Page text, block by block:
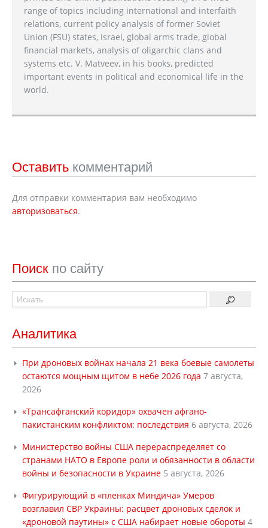
range of topics including international and interfaith
relations, current policy analysis of former Soviet
Union (FSU) states, Israel, global arms trade, global
financial markets, analysis of oligarchic clans and
systems etc. V. Matveev, in his books, predicted
important events in political and economical life in the
world.
Оставить комментарий
Для отправки комментария вам необходимо
авторизоваться.
Поиск по сайту
Аналитика
При дроновых войнах начала 21 века боевые самолеты
остаются мощным щитом в небе 2026 года 7 августа,
2026
«Трансафганский коридор» охвачен афгано-
пакистанским конфликтом: последствия 6 августа, 2026
Министерство войны США перераспределяет со
странами НАТО в Европе роли и обязанности в области
войны и безопасности в Украине 5 августа, 2026
Фигурирующий в «пленках Миндича» Умеров
возглавил СВР Украины: расцвет дроновых сделок и
«дроновой паутины» с США набирает новые обороты 4